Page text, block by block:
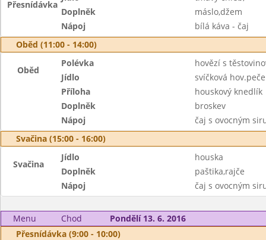
Přesnídávka
Doplněk
máslo,džem
Nápoj
bílá káva - čaj
Oběd (11:00 - 14:00)
Oběd
Polévka
hovězí s
Jídlo
svíčková
Příloha
houskový knedlík
Doplněk
broskev
Nápoj
čaj s ovocným
Svačina (15:00 - 16:00)
Svačina
Jídlo
houska
Doplněk
paštika,rajče
Nápoj
čaj s ovocným
Menu Chod
Pondělí 13. 6. 2016
Přesnídávka (9:00 - 10:00)